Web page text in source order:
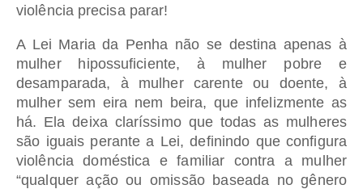
violência precisa parar!
A Lei Maria da Penha não se destina apenas à
mulher hipossuficiente, à mulher pobre e
desamparada, à mulher carente ou doente, à
mulher sem eira nem beira, que infelizmente as
há. Ela deixa claríssimo que todas as mulheres
são iguais perante a Lei, definindo que configura
violência doméstica e familiar contra a mulher
“qualquer ação ou omissão baseada no gênero